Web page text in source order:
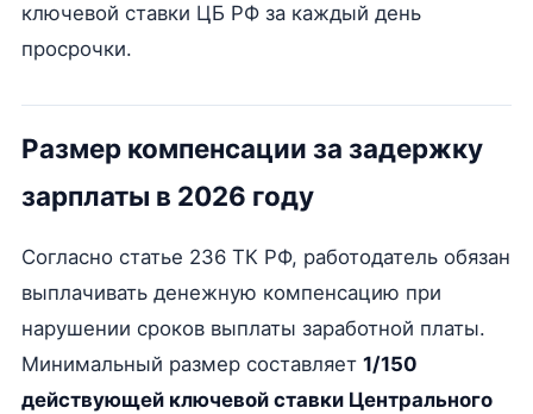
ключевой ставки ЦБ РФ за каждый день
просрочки.
Размер компенсации за задержку
зарплаты в 2026 году
Согласно статье 236 ТК РФ, работодатель обязан
выплачивать денежную компенсацию при
нарушении сроков выплаты заработной платы.
Минимальный размер составляет 1/150
действующей ключевой ставки Центрального